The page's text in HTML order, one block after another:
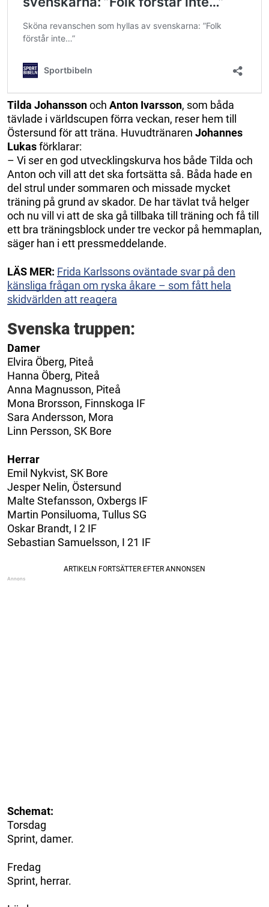
Tilda Johanssonoch Anton Ivarsson, som båda
tävlade i världscupen förra veckan, reser hem till
Östersund för att träna. Huvudtränaren Johannes
Lukasförklarar:
– Vi ser en god utvecklingskurva hos både Tilda och
Anton och vill att det ska fortsätta så. Båda hade en
del strul under sommaren och missade mycket
träning på grund av skador. De har tävlat två helger
och nu vill vi att de ska gå tillbaka till träning och få till
ett bra träningsblock under tre veckor på hemmaplan,
säger han i ett pressmeddelande.
LÄS MER: Frida Karlssons oväntade svar på den
känsliga frågan om ryska åkare – som fått hela
skidvärlden att reagera
Svenska truppen:
Damer
Elvira Öberg, Piteå
Hanna Öberg, Piteå
Anna Magnusson, Piteå
Mona Brorsson, Finnskoga IF
Sara Andersson, Mora
Linn Persson, SK Bore
Herrar
Emil Nykvist, SK Bore
Jesper Nelin, Östersund
Malte Stefansson, Oxbergs IF
Martin Ponsiluoma, Tullus SG
Oskar Brandt, I 2 IF
Sebastian Samuelsson, I 21 IF
Schemat:
Torsdag
Sprint, damer.
Fredag
Sprint, herrar.